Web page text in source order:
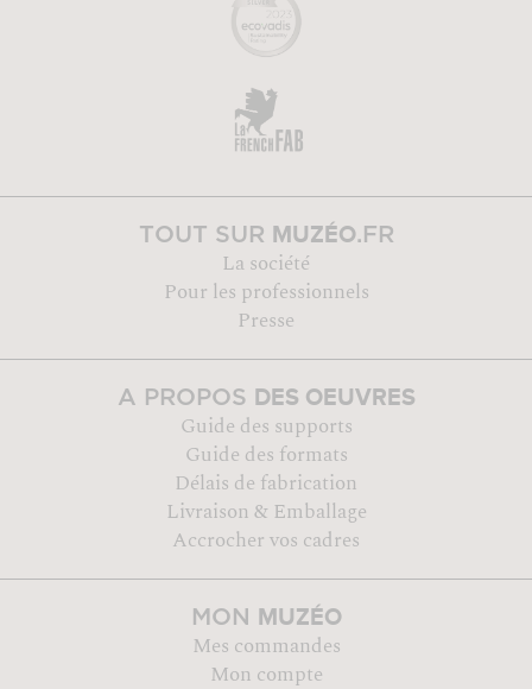
TOUT SUR MUZÉO.FR
La société
Pour les professionnels
Presse
A PROPOS DES OEUVRES
Guide des supports
Guide des formats
Délais de fabrication
Livraison & Emballage
Accrocher vos cadres
MON MUZÉO
Mes commandes
Mon compte